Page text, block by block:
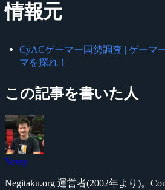
情報元
CyACゲーマー国勢調査 | ゲーマ
マを探れ！
この記事を書いた人
Yossy
Negitaku.org 運営者(2002年より)。